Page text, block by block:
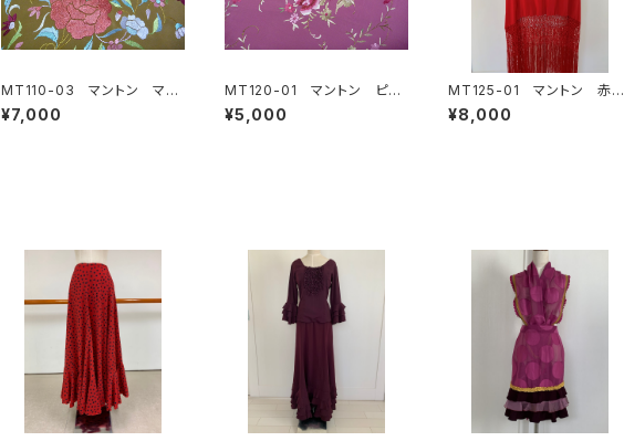
MT110-03 マントン マス
タード地多色刺繍
¥7,000
MT120-01 マントン ピン
ク地ピンクブラウン系刺繍
¥5,000
MT125-01 マントン 赤単
色
¥8,000